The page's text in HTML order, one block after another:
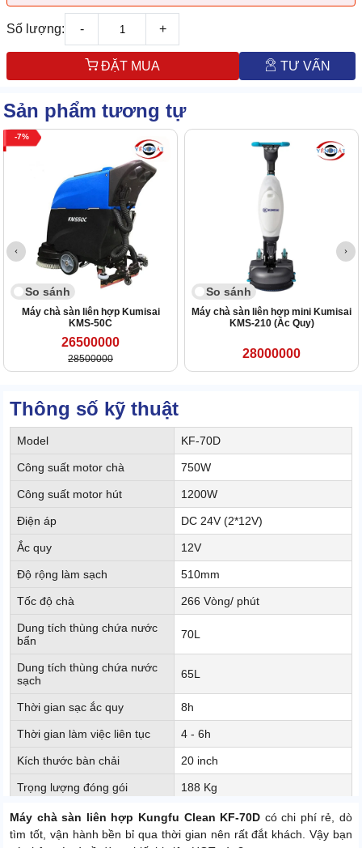
Số lượng: - +
ĐẶT MUA TƯ VẤN
Sản phẩm tương tự
7
So sánh
Máy chà sàn liên hợp Kumisai
KMS-50C
26500000
28500000
So sánh
Máy chà sàn liên hợp mini Kumisai
KMS-210 (Ắc Quy)
28000000
Thông số kỹ thuật
Model KF-70D
Công suất motor chà 750W
Công suất motor hút 1200W
Điện áp DC 24V (2*12V)
Ắc quy 12V
Độ rộng làm sạch 510mm
Tốc độ chà 266 Vòng/ phút
Dung tích thùng chứa nước
bẩn
70L
Dung tích thùng chứa nước
sạch
65L
Thời gian sạc ắc quy 8h
Thời gian làm việc liên tục 4 - 6h
Kích thước bàn chải 20 inch
Trọng lượng đóng gói 188 Kg
Thời gian bảo hành motor 24 tháng
Thời gian bảo hành phần
Máy chà sàn liên hợp Kungfu Clean KF-70D có chi phí rẻ, dò
tìm tốt, vận hành bền bỉ qua thời gian nên rất đắt khách. Vậy bạn